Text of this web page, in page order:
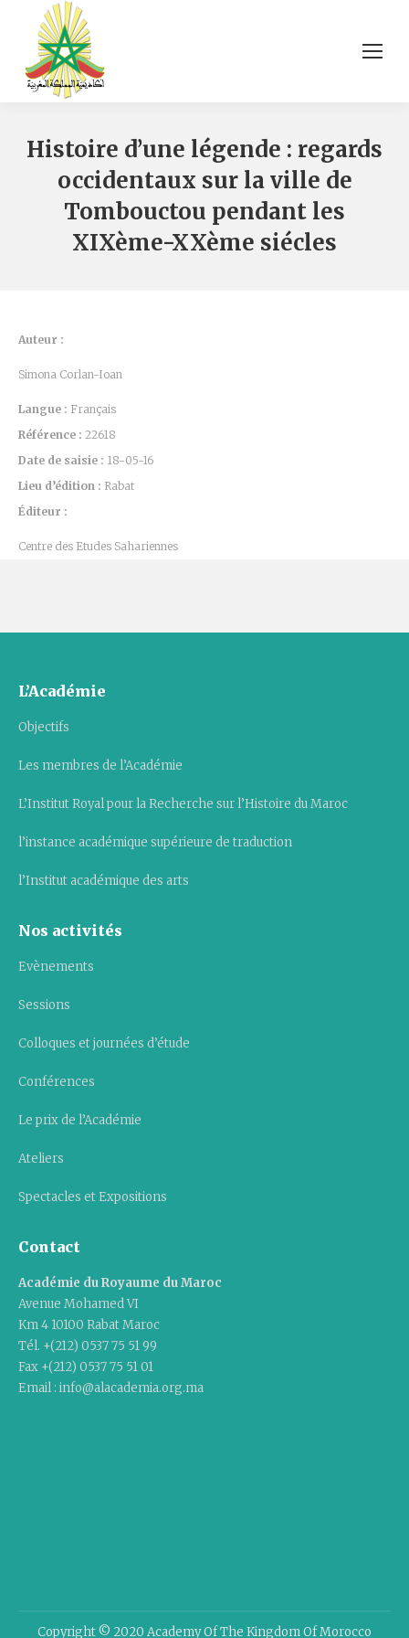
Histoire d’une légende : regards
occidentaux sur la ville de
Tombouctou pendant les
XIXème-XXème siécles
Auteur :
Simona Corlan-Ioan
Langue : Français
Référence : 22618
Date de saisie : 18-05-16
Lieu d’édition : Rabat
Éditeur :
Centre des Etudes Sahariennes
L’Académie
Objectifs
Les membres de l’Académie
L’Institut Royal pour la Recherche sur l’Histoire du Maroc
l’instance académique supérieure de traduction
l’Institut académique des arts
Nos activités
Evènements
Sessions
Colloques et journées d’étude
Conférences
Le prix de l’Académie
Ateliers
Spectacles et Expositions
Contact
Académie du Royaume du Maroc
Avenue Mohamed VI
Km 4 10100 Rabat Maroc
Tél. +(212) 0537 75 51 99
Fax +(212) 0537 75 51 01
Email : info@alacademia.org.ma
Copyright © 2020 Academy Of The Kingdom Of Morocco